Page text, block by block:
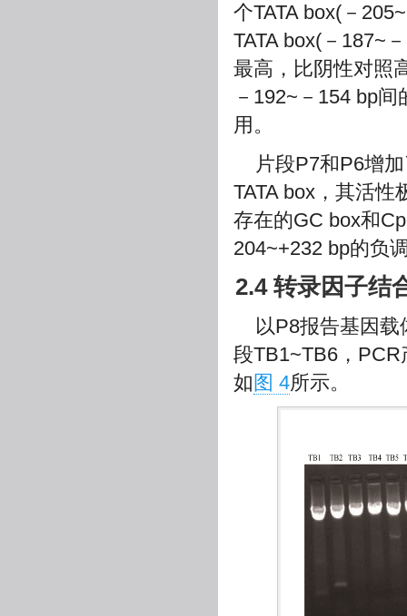
个TATA box(－
TATA box(－187~
最高，比阴性对照
－192~－154 bp间
用。
片段P7和P6增
TATA box，其活性
存在的GC box和
204~+232 bp的负
2.4 转录因子结
以P8报告基因
段TB1~TB6，
如 图 4所示。